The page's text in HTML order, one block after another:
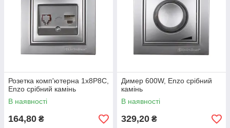
Розетка комп'ютерна 1х8P8C,
Enzo срібний камінь
В наявності
164,80 ₴
Димер 600W, Enzo срібний
камінь
В наявності
329,20 ₴